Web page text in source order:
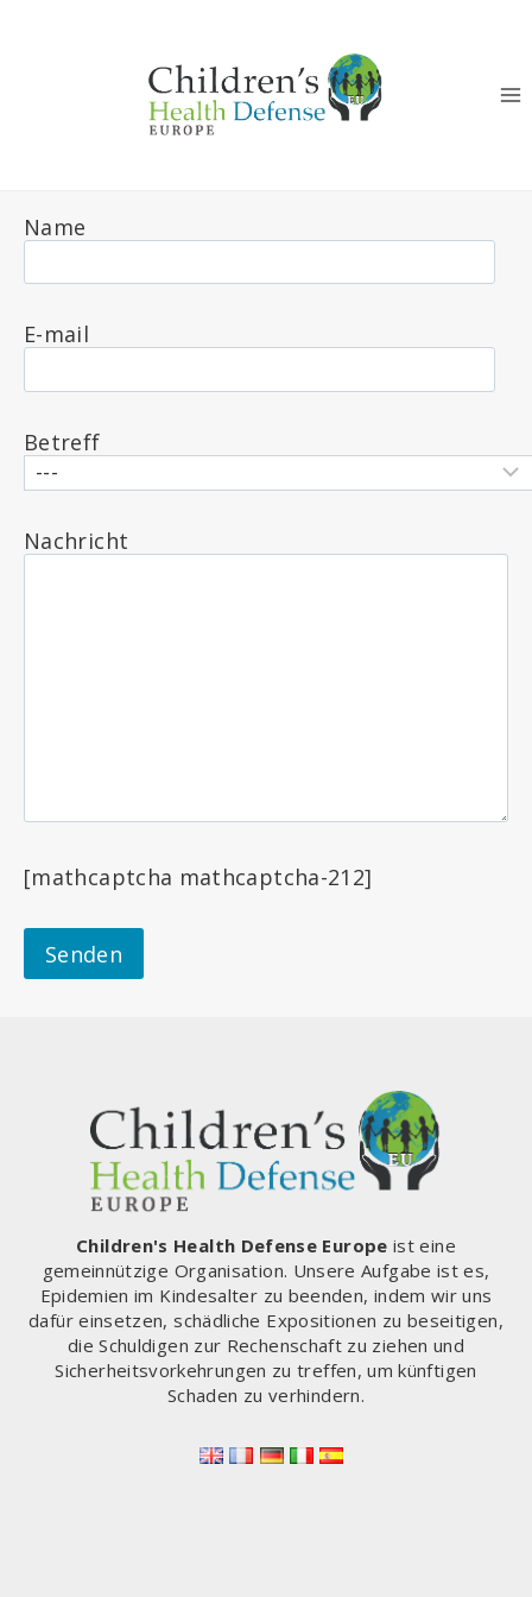
Name
E-mail
Betreff
Nachricht
[mathcaptcha mathcaptcha-212]
Children's Health Defense Europe ist eine
gemeinnützige Organisation. Unsere Aufgabe ist es,
Epidemien im Kindesalter zu beenden, indem wir uns
dafür einsetzen, schädliche Expositionen zu beseitigen,
die Schuldigen zur Rechenschaft zu ziehen und
Sicherheitsvorkehrungen zu treffen, um künftigen
Schaden zu verhindern.